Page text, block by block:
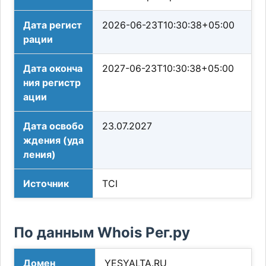
Дата регист
рации
2026-06-23T10:30:38+05:00
Дата оконча
ния регистр
ации
2027-06-23T10:30:38+05:00
Дата освобо
ждения (уда
ления)
23.07.2027
Источник TCI
По данным Whois Рег.ру
Домен YESYALTA.RU